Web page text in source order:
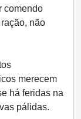
comendo
não
merecem
há feridas na
pálidas.